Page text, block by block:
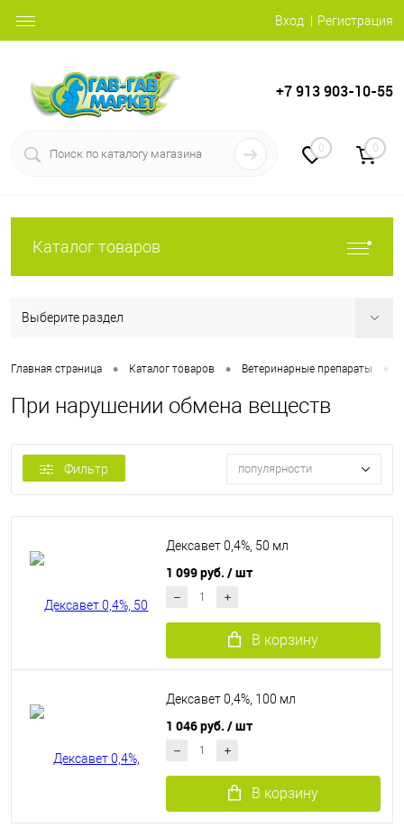
Вход Регистрация
+7 913 903-10-55
0 0
Каталог товаров
Выберите раздел
Главная страница • Каталог товаров • Ветеринарные препараты •
При нарушении обмена веществ
Фильтр популярности
Дексавет 0,4%, 50 мл
1 099 руб. / шт
В корзину
Дексавет 0,4%, 100 мл
1 046 руб. / шт
В корзину